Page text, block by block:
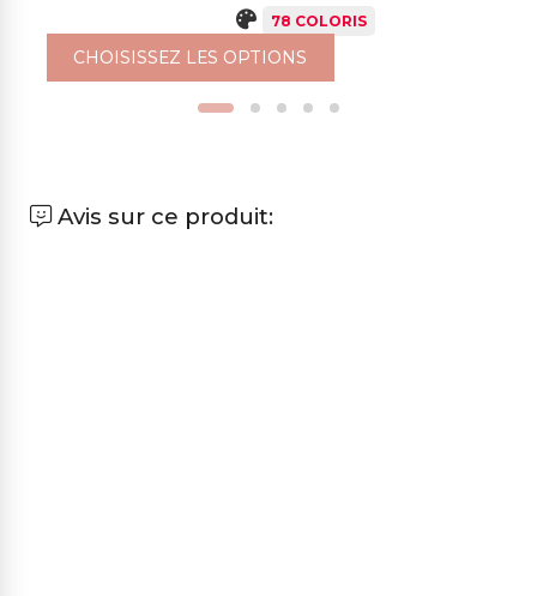
78 COLORIS
CHOISISSEZ LES OPTIONS
Avis sur ce produit: